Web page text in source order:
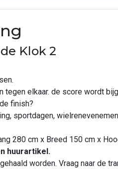
Klok 2
tegen elkaar. de score wordt
finish?
sportdagen,
280 cm x Breed 150 cm x
huurartikel.
worden. Vraag naar de